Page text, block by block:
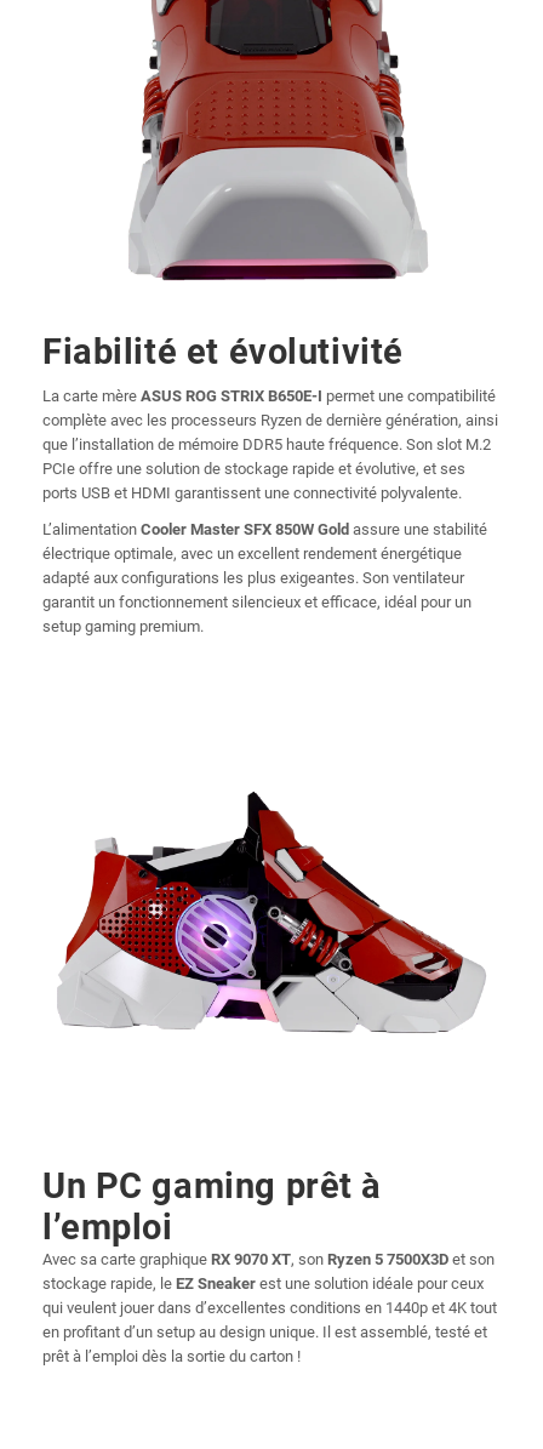
Fiabilité et évolutivité
La carte mère ASUS ROG STRIX B650E-I permet une compatibilité
complète avec les processeurs Ryzen de dernière génération, ainsi
que l’installation de mémoire DDR5 haute fréquence. Son slot M.2
PCIe offre une solution de stockage rapide et évolutive, et ses
ports USB et HDMI garantissent une connectivité polyvalente.
L’alimentation Cooler Master SFX 850W Gold assure une stabilité
électrique optimale, avec un excellent rendement énergétique
adapté aux configurations les plus exigeantes. Son ventilateur
garantit un fonctionnement silencieux et efficace, idéal pour un
setup gaming premium.
Un PC gaming prêt à
l’emploi
Avec sa carte graphique RX 9070 XT, son Ryzen 5 7500X3D et son
stockage rapide, le EZ Sneaker est une solution idéale pour ceux
qui veulent jouer dans d’excellentes conditions en 1440p et 4K tout
en profitant d’un setup au design unique. Il est assemblé, testé et
prêt à l’emploi dès la sortie du carton !